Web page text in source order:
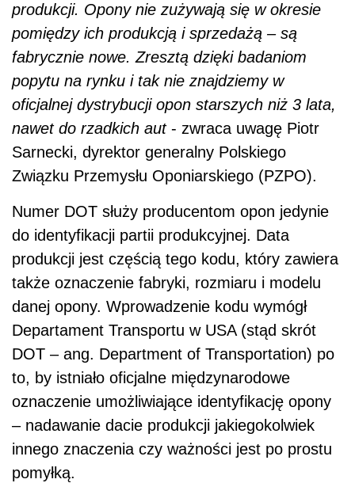
produkcji. Opony nie zużywają się w okresie
pomiędzy ich produkcją i sprzedażą – są
fabrycznie nowe. Zresztą dzięki badaniom
popytu na rynku i tak nie znajdziemy w
oficjalnej dystrybucji opon starszych niż 3 lata,
nawet do rzadkich aut- zwraca uwagę Piotr
Sarnecki, dyrektor generalny Polskiego
Związku Przemysłu Oponiarskiego (PZPO).
Numer DOT służy producentom opon jedynie
do identyfikacji partii produkcyjnej. Data
produkcji jest częścią tego kodu, który zawiera
także oznaczenie fabryki, rozmiaru i modelu
danej opony. Wprowadzenie kodu wymógł
Departament Transportu w USA (stąd skrót
DOT – ang. Department of Transportation) po
to, by istniało oficjalne międzynarodowe
oznaczenie umożliwiające identyfikację opony
– nadawanie dacie produkcji jakiegokolwiek
innego znaczenia czy ważności jest po prostu
pomyłką.